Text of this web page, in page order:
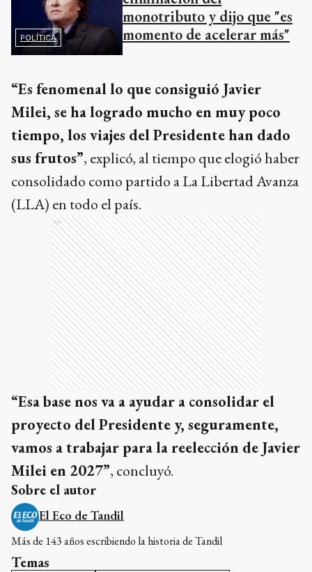
POLÍTICA
monotributo y dijo que "es
momento de acelerar más"
“Es fenomenal lo que consiguió Javier
Milei, se ha logrado mucho en muy poco
tiempo, los viajes del Presidente han dado
sus frutos”, explicó, al tiempo que elogió haber
consolidado como partido a La Libertad Avanza
(LLA) en todo el país.
Ads
“Esa base nos va a ayudar a consolidar el
proyecto del Presidente y, seguramente,
vamos a trabajar para la reelección de Javier
Milei en 2027”, concluyó.
Sobre el autor
El Eco de Tandil
Más de 143 años escribiendo la historia de Tandil
Temas